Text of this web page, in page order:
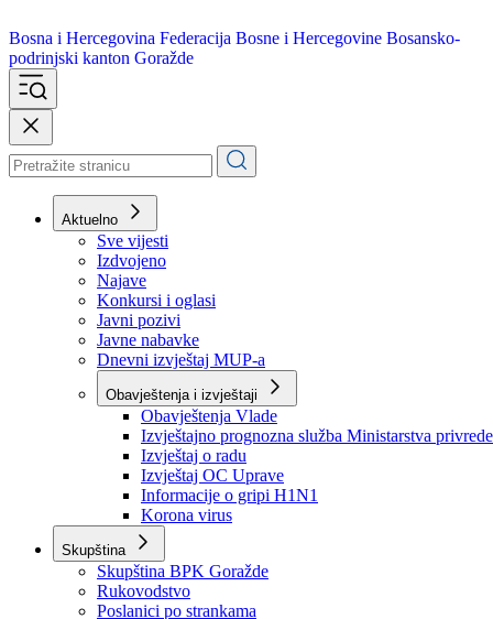
Bosna i Hercegovina
podrinjski kanton Goražde
Aktuelno
Sve vijesti
Izdvojeno
Najave
Konkursi i oglasi
Javni pozivi
Javne nabavke
Dnevni izvještaj MUP-a
Obavještenja i izvještaji
Obavještenja Vlade
Izvještajno prognozna služba Ministarstva privrede
Izvještaj o radu
Izvještaj OC Uprave
Informacije o gripi H1N1
Korona virus
Skupština